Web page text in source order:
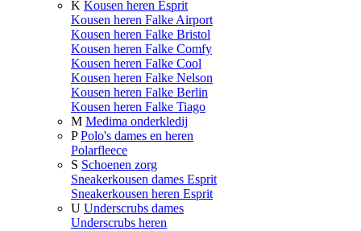
K Kousen heren Esprit
Kousen heren Falke Airport
Kousen heren Falke Bristol
Kousen heren Falke Comfy
Kousen heren Falke Cool
Kousen heren Falke Nelson
Kousen heren Falke Berlin
Kousen heren Falke Tiago
M Medima onderkledij
P Polo's dames en heren
Polarfleece
S Schoenen zorg
Sneakerkousen dames Esprit
Sneakerkousen heren Esprit
U Underscrubs dames
Underscrubs heren